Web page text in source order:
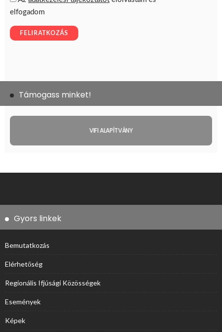
Támogass minket!
VIFI ALAPÍTVÁNY
Gyors linkek
Bemutatkozás
Elérhetőség
Regionális Ifjúsági Közösségek
Események
Képek